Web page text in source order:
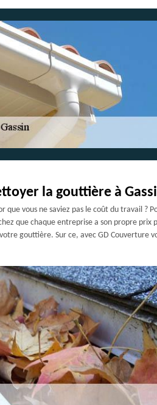
la gouttière à
que vous ne saviez pas le coût du travail
que chaque entreprise a son propre
gouttière. Sur ce, avec GD Couverture